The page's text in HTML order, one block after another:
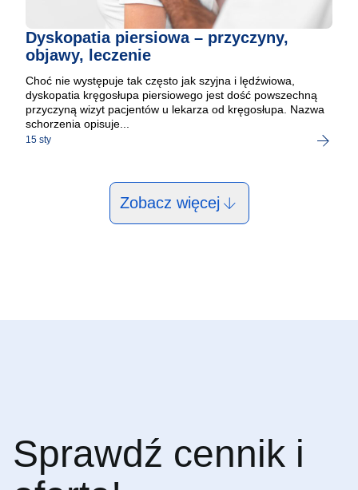
Dyskopatia piersiowa – przyczyny,
objawy, leczenie
Choć nie występuje tak często jak szyjna i lędźwiowa,
dyskopatia kręgosłupa piersiowego jest dość powszechną
przyczyną wizyt pacjentów u lekarza od kręgosłupa. Nazwa
schorzenia opisuje...
15 sty
Zobacz więcej
Sprawdź cennik i